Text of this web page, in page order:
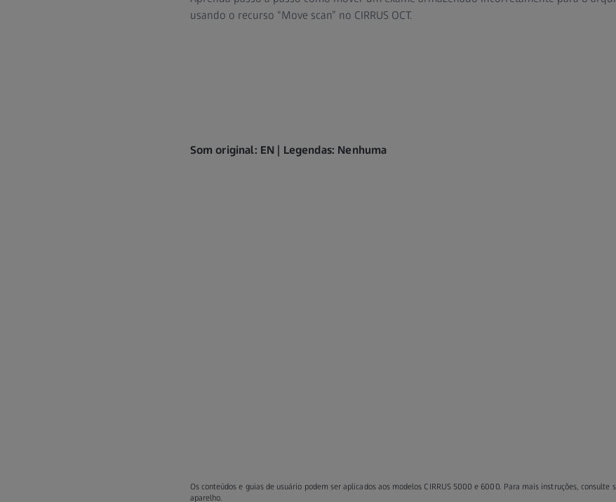
usando o recurso “Move scan” no CIRRUS OCT.
Som original: EN | Legendas: Nenhuma
Os conteúdos e guias de usuário podem ser aplicados aos modelos CIRRUS 5000 e 6000. Para mais instruções, consulte
aparelho.